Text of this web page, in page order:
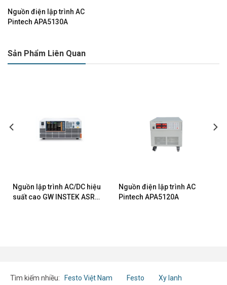
Nguồn điện lập trình AC
Pintech APA5130A
Sản Phẩm Liên Quan
Nguồn lập trình AC/DC hiệu
suất cao GW INSTEK ASR-
Nguồn điện lập trình AC
Pintech APA5120A
Tìm kiếm nhiều: Festo Việt Nam Festo
Xy lanh